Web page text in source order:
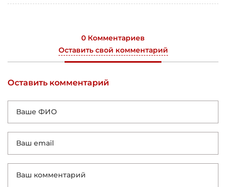
0 Комментариев
Оставить свой комментарий
Оставить комментарий